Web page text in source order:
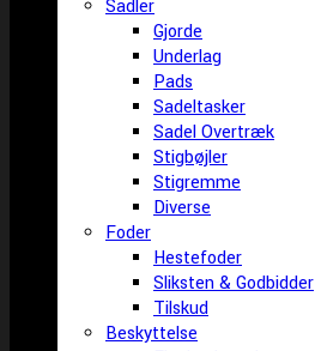
Sadler
Gjorde
Underlag
Pads
Sadeltasker
Sadel Overtræk
Stigbøjler
Stigremme
Diverse
Foder
Hestefoder
Sliksten & Godbidder
Tilskud
Beskyttelse